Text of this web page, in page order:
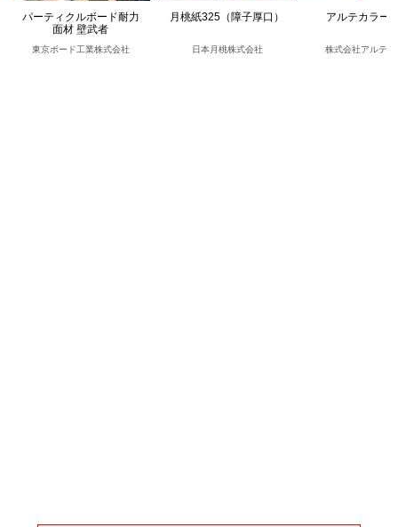
パーティクルボード耐力
面材 壁武者
東京ボード工業株式会社
月桃紙325（障子厚口）
日本月桃株式会社
アルテカラー
株式会社アルテジ